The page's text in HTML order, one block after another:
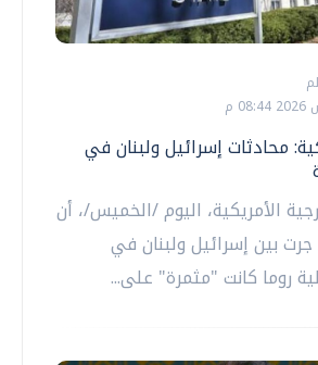
محادثات إسرائيل ولبنان في
الأمريكية، اليوم /الخميس/، أن
جرت بين إسرائيل ولبنان في
روما كانت "مثمرة" على...